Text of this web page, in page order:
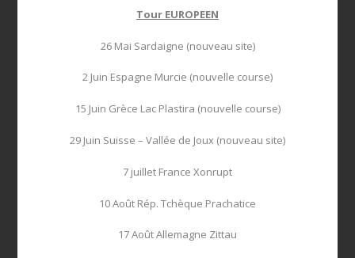
Tour EUROPEEN
26 Mai Sardaigne (nouveau site)
2 Juin Espagne Murcie (nouvelle course)
15 Juin Grèce Lac Plastira (nouvelle course)
29 Juin Suisse – Vallée de Joux (nouveau site)
7 juillet France Xonrupt
10 Août Rép. Tchèque Prachatice
17 Août Allemagne Zittau